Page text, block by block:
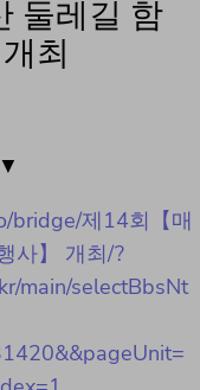
둘레길 함
최
bridge/제14회【매
사】 개최/?
main/selectBbsNt